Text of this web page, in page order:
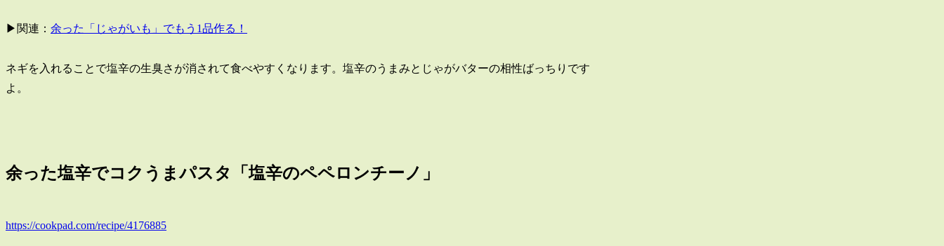
▶関連： 余った「じゃがいも」でもう1品作る！
ネギを入れることで塩辛の生臭さが消されて食べやすくなります。塩辛のうまみとじゃがバターの相性ばっちりです
よ。
余った塩辛でコクうまパスタ「塩辛のペペロンチーノ」
https://cookpad.com/recipe/4176885